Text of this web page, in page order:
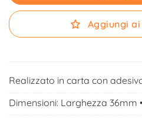
Aggiungi
Realizzato in carta con
Dimensioni: Larghezza 36mm